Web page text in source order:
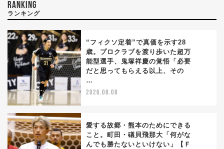
RANKING
ランキング
“フィクソ定着”で真価を示す28
歳。プロクラブを渡り歩いた超万
能型選手、鬼塚祥慶の覚悟「必要
だと思ってもらえる以上、その
…
2026.08.08
愛する故郷・熊本のためにできる
こと。町田・礒貝飛那大「何がな
んでも勝たないといけない」【Ｆ